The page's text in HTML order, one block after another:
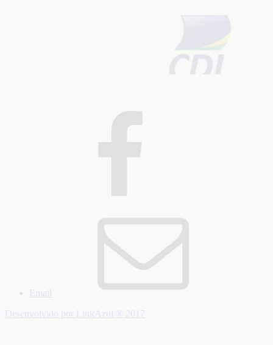
Email
Desenvolvido por LinkAzul ® 2017